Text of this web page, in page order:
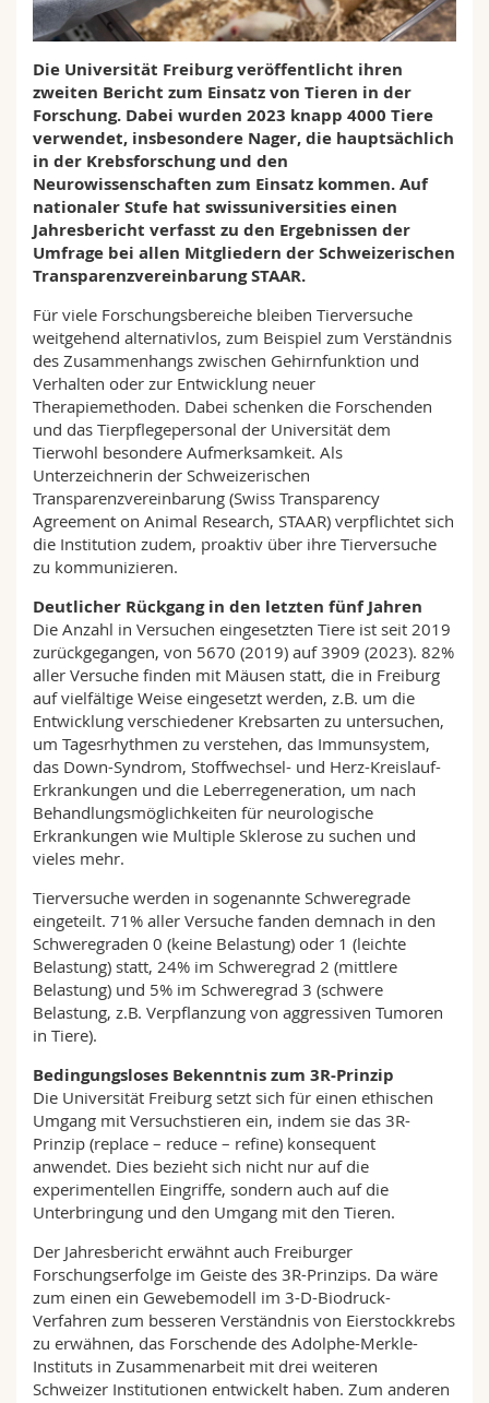
Math.-Nat. und Med. Fak.
Interfakultär
Mitarbeitende
Doktorierende
Webmail
Vorlesungsverzeichnis
MyUnifr
Die Universität Freiburg veröffentlicht ihren
zweiten Bericht zum Einsatz von Tieren in der
Forschung. Dabei wurden 2023 knapp 4000 Tiere
verwendet, insbesondere Nager, die hauptsächlich
in der Krebsforschung und den
Neurowissenschaften zum Einsatz kommen. Auf
nationaler Stufe hat swissuniversities einen
Jahresbericht verfasst zu den Ergebnissen der
Umfrage bei allen Mitgliedern der Schweizerischen
Transparenzvereinbarung STAAR.
Für viele Forschungsbereiche bleiben Tierversuche
weitgehend alternativlos, zum Beispiel zum Verständnis
des Zusammenhangs zwischen Gehirnfunktion und
Verhalten oder zur Entwicklung neuer
Therapiemethoden. Dabei schenken die Forschenden
und das Tierpflegepersonal der Universität dem
Tierwohl besondere Aufmerksamkeit. Als
Unterzeichnerin der Schweizerischen
Transparenzvereinbarung (Swiss Transparency
Agreement on Animal Research, STAAR) verpflichtet sich
die Institution zudem, proaktiv über ihre Tierversuche
zu kommunizieren.
Deutlicher Rückgang in den letzten fünf Jahren
Die Anzahl in Versuchen eingesetzten Tiere ist seit 2019
zurückgegangen, von 5670 (2019) auf 3909 (2023). 82%
aller Versuche finden mit Mäusen statt, die in Freiburg
auf vielfältige Weise eingesetzt werden, z.B. um die
Entwicklung verschiedener Krebsarten zu untersuchen,
um Tagesrhythmen zu verstehen, das Immunsystem,
das Down-Syndrom, Stoffwechsel- und Herz-Kreislauf-
Erkrankungen und die Leberregeneration, um nach
Behandlungsmöglichkeiten für neurologische
Erkrankungen wie Multiple Sklerose zu suchen und
vieles mehr.
Tierversuche werden in sogenannte Schweregrade
eingeteilt. 71% aller Versuche fanden demnach in den
Schweregraden 0 (keine Belastung) oder 1 (leichte
Belastung) statt, 24% im Schweregrad 2 (mittlere
Belastung) und 5% im Schweregrad 3 (schwere
Belastung, z.B. Verpflanzung von aggressiven Tumoren
in Tiere).
Bedingungsloses Bekenntnis zum 3R-Prinzip
Die Universität Freiburg setzt sich für einen ethischen
Umgang mit Versuchstieren ein, indem sie das 3R-
Prinzip (replace – reduce – refine) konsequent
anwendet. Dies bezieht sich nicht nur auf die
experimentellen Eingriffe, sondern auch auf die
Unterbringung und den Umgang mit den Tieren.
Der Jahresbericht erwähnt auch Freiburger
Forschungserfolge im Geiste des 3R-Prinzips. Da wäre
zum einen ein Gewebemodell im 3-D-Biodruck-
Verfahren zum besseren Verständnis von Eierstockkrebs
zu erwähnen, das Forschende des Adolphe-Merkle-
Instituts in Zusammenarbeit mit drei weiteren
Schweizer Institutionen entwickelt haben. Zum anderen